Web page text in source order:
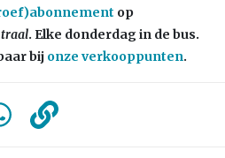
op
. Elke donderdag in de bus.
bij onze verkooppunten.